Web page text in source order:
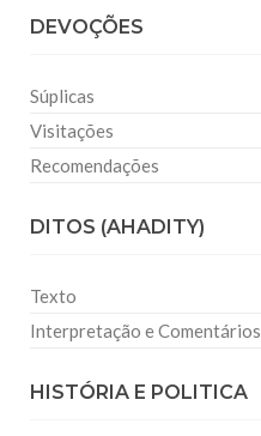
DEVOÇÕES
Súplicas
Visitações
Recomendações
DITOS (AHADITY)
Texto
Interpretação e Comentários
HISTÓRIA E POLITICA